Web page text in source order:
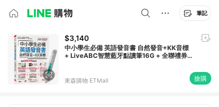
筆記
$3,140
中小學生必備 英語發音書 自然發音+KK音標
+ LiveABC智慧藍牙點讀筆16G + 全聯禮券
東森購物 ETMall 搶購